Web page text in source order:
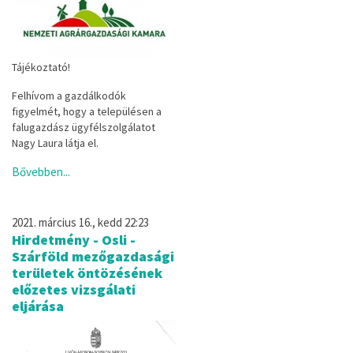
Tájékoztató!
Felhívom a gazdálkodók
figyelmét, hogy a településen a
falugazdász ügyfélszolgálatot
Nagy Laura látja el.
Bővebben...
2021. március 16., kedd 22:23
Hirdetmény - Osli -
Szárföld mezőgazdasági
területek öntözésének
előzetes vizsgálati
eljárása